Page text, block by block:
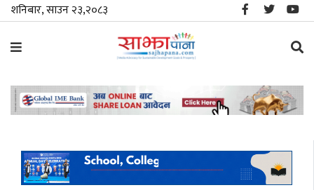
शनिबार, साउन २३,२०८३
समाचार
स्थानीय